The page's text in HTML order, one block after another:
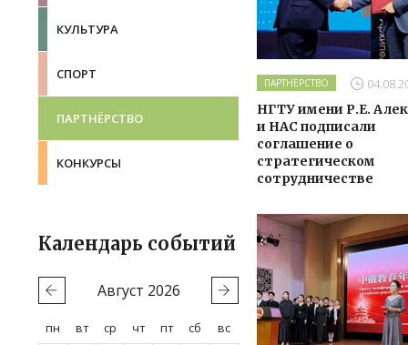
КУЛЬТУРА
СПОРТ
ПАРТНЁРСТВО
КОНКУРСЫ
Календарь событий
Август 2026
пн вт ср чт пт сб
вс
ПАРТНЁРСТВО
НГТУ имени Р.Е.
и НАС подписали
соглашение о
стратегическом
сотрудничестве